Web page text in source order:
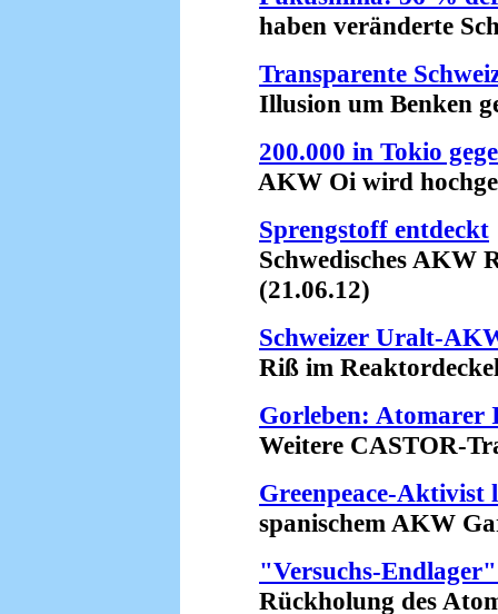
haben veränderte
Transparente
Illusion um Benken
200.000 in Tokio
AKW Oi wird
Sprengstoff entdeckt
Schwedisches AKW
(21.06.12)
Schweizer Uralt-
Riß im
Gorleben: Atomarer
Weitere CASTOR-
Greenpeace-Aktivist
spanischem AKW
"Versuchs-
Rückholung des